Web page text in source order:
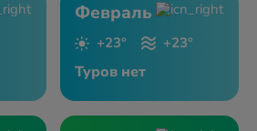
Февраль
+23° +23°
Туров нет